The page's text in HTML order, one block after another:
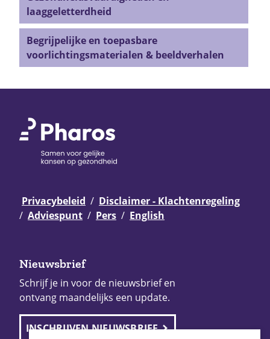
laaggeletterdheid
Begrijpelijke en toepasbare
voorlichtingsmaterialen & beeldverhalen
Privacybeleid
Disclaimer - Klachtenregeling
Adviespunt
Pers English
Nieuwsbrief
Schrijf je in voor de nieuwsbrief en
ontvang maandelijks een update.
INSCHRIJVEN NIEUWSBRIEF